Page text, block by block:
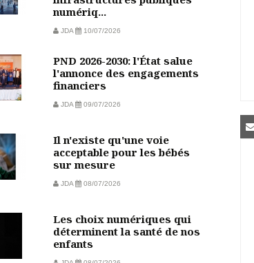
numériq...
JDA 10/07/2026
PND 2026-2030: l'État salue
l'annonce des engagements
financiers
JDA 09/07/2026
Il n'existe qu'une voie
acceptable pour les bébés
sur mesure
JDA 08/07/2026
Les choix numériques qui
déterminent la santé de nos
enfants